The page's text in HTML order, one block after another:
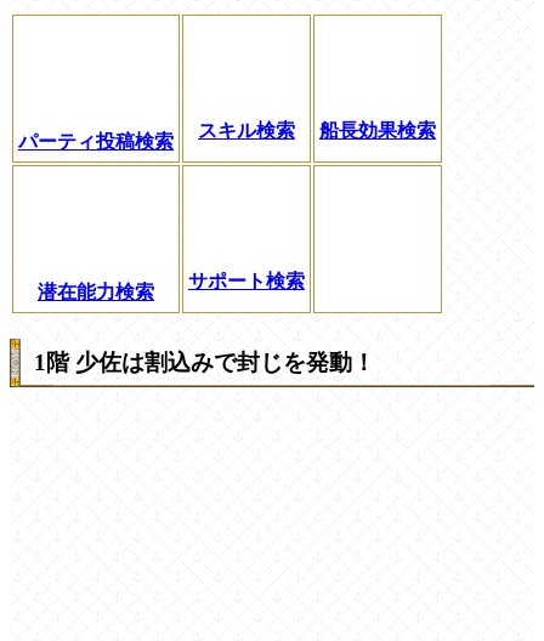
パーティ投稿検索
スキル検索 船長効果検索
潜在能力検索
サポート検索
1階 少佐は割込みで封じを発動！